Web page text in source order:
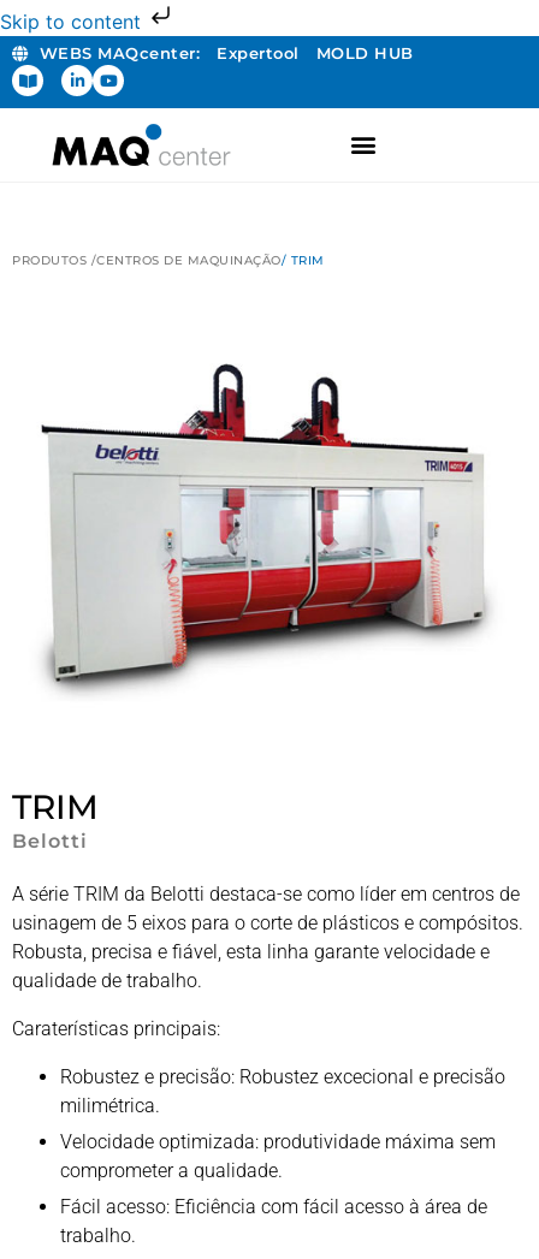
Skip to content
WEBS MAQcenter: Expertool MOLD HUB
PRODUTOS /CENTROS DE MAQUINAÇÃO/ TRIM
TRIM
Belotti
A série TRIM da Belotti destaca-se como líder em centros de
usinagem de 5 eixos para o corte de plásticos e compósitos.
Robusta, precisa e fiável, esta linha garante velocidade e
qualidade de trabalho.
Caraterísticas principais:
Robustez e precisão: Robustez excecional e precisão
milimétrica.
Velocidade optimizada: produtividade máxima sem
comprometer a qualidade.
Fácil acesso: Eficiência com fácil acesso à área de
trabalho.